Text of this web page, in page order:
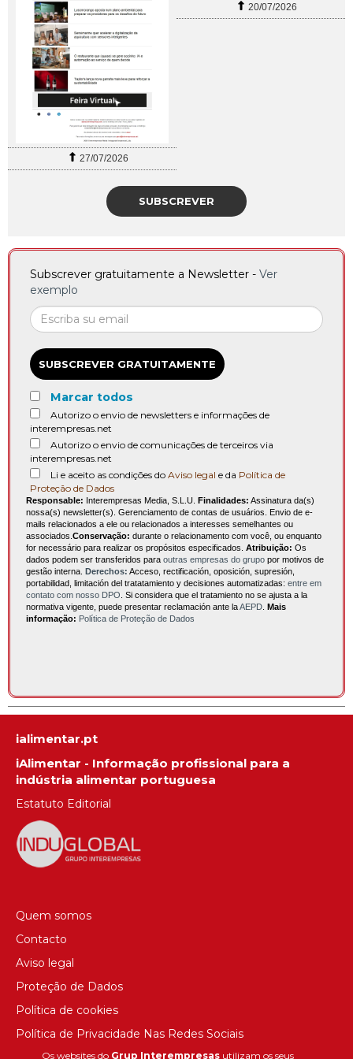
Os websites do Grup Interempresasutilizam os seus
27/07/2026
20/07/2026
SUBSCREVER
Subscrever gratuitamente a Newsletter - Ver
exemplo
SUBSCREVER GRATUITAMENTE
Marcar todos
Autorizo o envio de newsletters e informações de
interempresas.net
Autorizo o envio de comunicações de terceiros via
interempresas.net
Li e aceito as condições do Aviso legal e da Política de
Proteção de Dados
Responsable: Interempresas Media, S.L.U. Finalidades: Assinatura da(s)
nossa(s) newsletter(s). Gerenciamento de contas de usuários. Envio de e-
mails relacionados a ele ou relacionados a interesses semelhantes ou
associados. Conservação: durante o relacionamento com você, ou enquanto
for necessário para realizar os propósitos especificados. Atribuição: Os
dados podem ser transferidos para outras empresas do grupo por motivos de
gestão interna. Derechos: Acceso, rectificación, oposición, supresión,
portabilidad, limitación del tratatamiento y decisiones automatizadas: entre em
contato com nosso DPO . Si considera que el tratamiento no se ajusta a la
normativa vigente, puede presentar reclamación ante laAEPD Mais
informação: Política de Proteção de Dados
ialimentar.pt
iAlimentar - Informação profissional para a
indústria alimentar portuguesa
Estatuto Editorial
Quem somos
Contacto
Aviso legal
Proteção de Dados
Política de cookies
Política de Privacidade Nas Redes Sociais